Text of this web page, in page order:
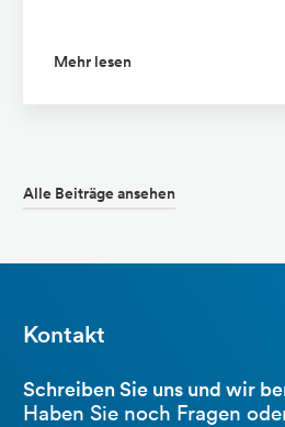
Mehr lesen
Alle Beiträge ansehen
Kontakt
Schreiben Sie uns und wir
Haben Sie noch Fragen